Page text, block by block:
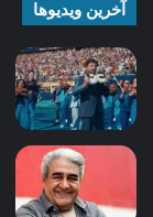
آخرین ویدیوها